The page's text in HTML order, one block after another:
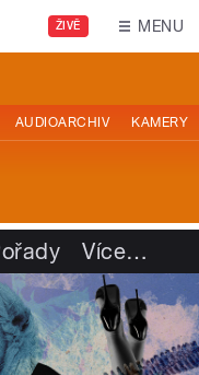
ŽIVĚ MENU
AUDIOARCHIV KAMERY
Více…